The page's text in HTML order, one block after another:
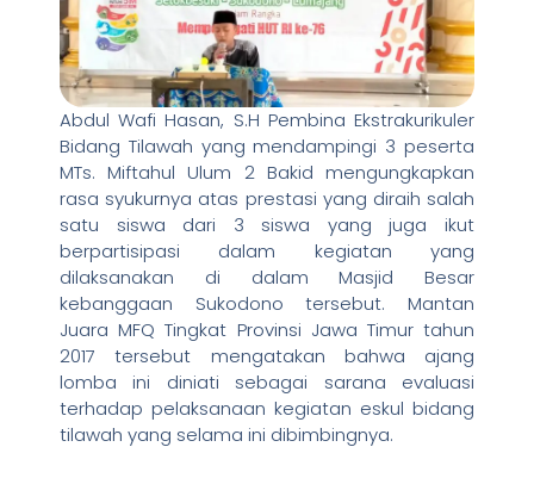
Abdul Wafi Hasan, S.H Pembina Ekstrakurikuler
Bidang Tilawah yang mendampingi 3 peserta
MTs. Miftahul Ulum 2 Bakid mengungkapkan
rasa syukurnya atas prestasi yang diraih salah
satu siswa dari 3 siswa yang juga ikut
berpartisipasi dalam kegiatan yang
dilaksanakan di dalam Masjid Besar
kebanggaan Sukodono tersebut. Mantan
Juara MFQ Tingkat Provinsi Jawa Timur tahun
2017 tersebut mengatakan bahwa ajang
lomba ini diniati sebagai sarana evaluasi
terhadap pelaksanaan kegiatan eskul bidang
tilawah yang selama ini dibimbingnya.